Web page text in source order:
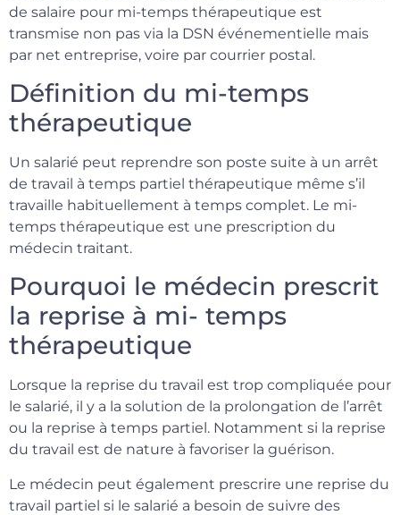
de salaire pour mi-temps thérapeutique est
transmise non pas via la DSN événementielle mais
par net entreprise, voire par courrier postal.
Définition du mi-temps
thérapeutique
Un salarié peut reprendre son poste suite à un arrêt
de travail à temps partiel thérapeutique même s’il
travaille habituellement à temps complet. Le mi-
temps thérapeutique est une prescription du
médecin traitant.
Pourquoi le médecin prescrit
la reprise à mi- temps
thérapeutique
Lorsque la reprise du travail est trop compliquée pour
le salarié, il y a la solution de la prolongation de l’arrêt
ou la reprise à temps partiel. Notamment si la reprise
du travail est de nature à favoriser la guérison.
Le médecin peut également prescrire une reprise du
travail partiel si le salarié a besoin de suivre des